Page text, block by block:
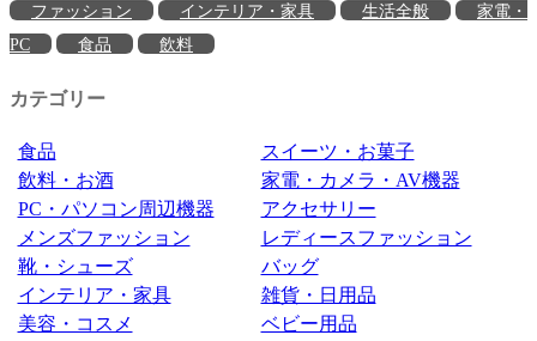
ファッション インテリア・家具 生活全般
家電・
PC
食品 飲料
カテゴリー
食品
スイーツ・お菓子
飲料・お酒
家電・カメラ・AV機器
PC・パソコン周辺機器
アクセサリー
メンズファッション
レディースファッション
靴・シューズ
バッグ
インテリア・家具
雑貨・日用品
美容・コスメ
ベビー用品